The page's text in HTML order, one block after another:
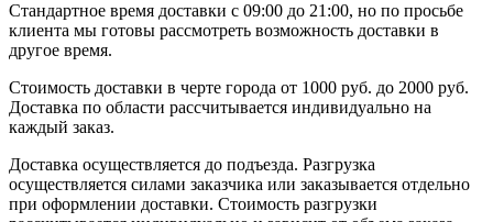
Стандартное время доставки с 09:00 до 21:00, но по просьбе
клиента мы готовы рассмотреть возможность доставки в
другое время.
Стоимость доставки в черте города от 1000 руб. до 2000 руб.
Доставка по области рассчитывается индивидуально на
каждый заказ.
Доставка осуществляется до подъезда. Разгрузка
осуществляется силами заказчика или заказывается отдельно
при оформлении доставки. Стоимость разгрузки